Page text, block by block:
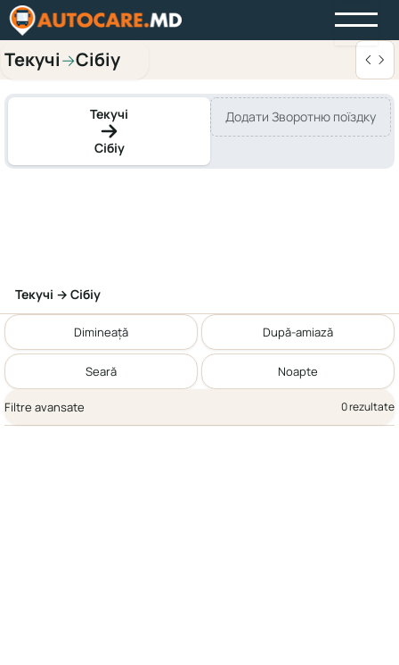
Текучі→Сібіу
Текучі
Сібіу
Додати Зворотню поїздку
Текучі → Сібіу
Dimineață După-amiază
Seară Noapte
Filtre avansate 0 rezultate